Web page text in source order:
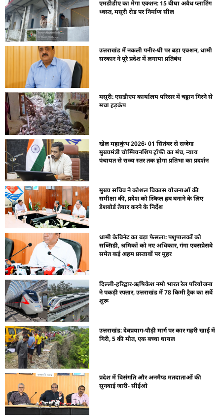
एमडीडीए का मेगा एक्शन: 15 बीघा अवैध प्लाटिंग
ध्वस्त, मसूरी रोड पर निर्माण सील
उत्तराखंड में नकली पनीर-घी पर बड़ा एक्शन, धामी
सरकार ने पूरे प्रदेश में लगाया प्रतिबंध
मसूरी: एसडीएम कार्यालय परिसर में चट्टान गिरने से
मचा हड़कंप
खेल महाकुंभ 2026ः 01 सितंबर से सजेगा
मुख्यमंत्री चौम्पियनशिप ट्रॉफी का मंच, न्याय
पंचायत से राज्य स्तर तक होगा प्रतिभा का प्रदर्शन
मुख्य सचिव ने कौशल विकास योजनाओं की
समीक्षा की, प्रदेश को स्किल हब बनाने के लिए
डैशबोर्ड तैयार करने के निर्देश
धामी कैबिनेट का बड़ा फैसला: पशुपालकों को
सब्सिडी, श्रमिकों को नए अधिकार, गंगा एक्सप्रेसवे
समेत कई अहम प्रस्तावों पर मुहर
दिल्ली-हरिद्वार-ऋषिकेश नमो भारत रेल परियोजना
ने पकड़ी रफ्तार, उत्तराखंड में 78 किमी ट्रैक का सर्वे
शुरू
उत्तराखंड: देवप्रयाग-पौड़ी मार्ग पर कार गहरी खाई में
गिरी, 5 की मौत, एक बच्चा घायल
प्रदेश में विसंगति और अनमैप्ड मतदाताओं की
सुनवाई जारी- सीईओ